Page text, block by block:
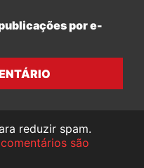
por e-
reduzir spam.
são